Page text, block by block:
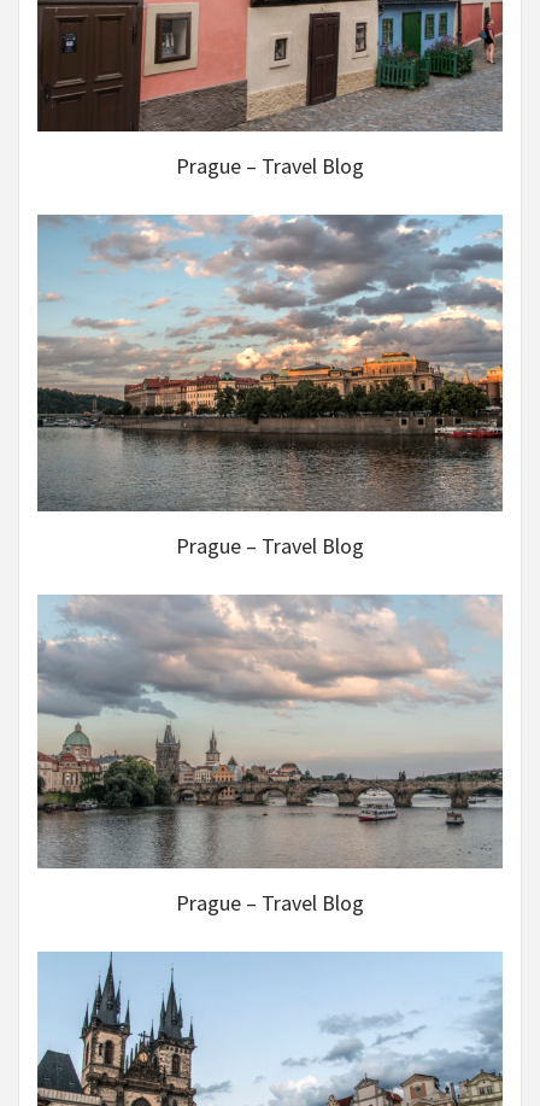
Prague – Travel Blog
Prague – Travel Blog
Prague – Travel Blog